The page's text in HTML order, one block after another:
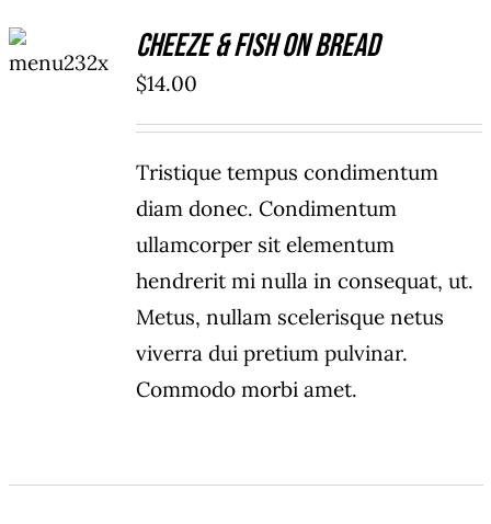
CART
/
Cheeze & Fish On Bread
$14.00
Tristique tempus condimentum
diam donec. Condimentum
ullamcorper sit elementum
hendrerit mi nulla in consequat, ut.
Metus, nullam scelerisque netus
viverra dui pretium pulvinar.
Commodo morbi amet.